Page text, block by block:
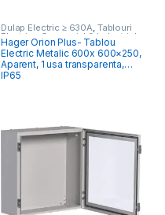
Dulap Electric ≥ 630A, Tablouri
Electrice Comercial & Industrial
Hager Orion Plus- Tablou
Electric Metalic 600x 600×250,
Aparent, 1 usa transparenta,
IP65